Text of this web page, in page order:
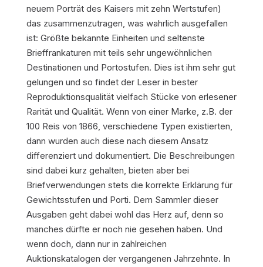
neuem Porträt des Kaisers mit zehn Wertstufen)
das zusammenzutragen, was wahrlich ausgefallen
ist: Größte bekannte Einheiten und seltenste
Brieffrankaturen mit teils sehr ungewöhnlichen
Destinationen und Portostufen. Dies ist ihm sehr gut
gelungen und so findet der Leser in bester
Reproduktionsqualität vielfach Stücke von erlesener
Rarität und Qualität. Wenn von einer Marke, z.B. der
100 Reis von 1866, verschiedene Typen existierten,
dann wurden auch diese nach diesem Ansatz
differenziert und dokumentiert. Die Beschreibungen
sind dabei kurz gehalten, bieten aber bei
Briefverwendungen stets die korrekte Erklärung für
Gewichtsstufen und Porti. Dem Sammler dieser
Ausgaben geht dabei wohl das Herz auf, denn so
manches dürfte er noch nie gesehen haben. Und
wenn doch, dann nur in zahlreichen
Auktionskatalogen der vergangenen Jahrzehnte. In